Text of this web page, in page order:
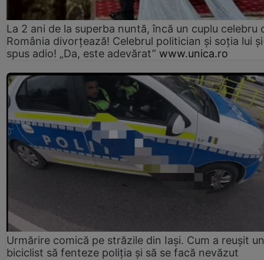
La 2 ani de la superba nuntă, încă un cuplu celebru
România divorțează! Celebrul politician și soția lui
spus adio! „Da, este adevărat” www.unica.ro
Urmărire comică pe străzile din Iași. Cum a reușit un
biciclist să fenteze poliția și să se facă nevăzut